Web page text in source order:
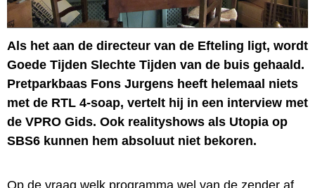
Als het aan de directeur van de Efteling ligt, wordt
Goede Tijden Slechte Tijden van de buis gehaald.
Pretparkbaas Fons Jurgens heeft helemaal niets
met de RTL 4-soap, vertelt hij in een interview met
de VPRO Gids. Ook realityshows als Utopia op
SBS6 kunnen hem absoluut niet bekoren.
Op de vraag welk programma wel van de zender af